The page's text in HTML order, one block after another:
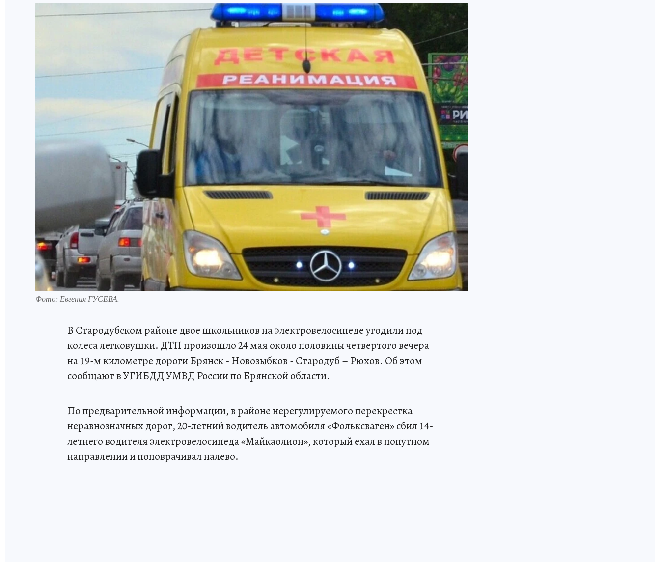
Фото: Евгения ГУСЕВА.
В Стародубском районе двое школьников на электровелосипеде угодили под
колеса легковушки. ДТП произошло 24 мая около половины четвертого вечера
на 19-м километре дороги Брянск - Новозыбков - Стародуб – Рюхов. Об этом
сообщают в УГИБДД УМВД России по Брянской области.
По предварительной информации, в районе нерегулируемого перекрестка
неравнозначных дорог, 20-летний водитель автомобиля «Фольксваген» сбил 14-
летнего водителя электровелосипеда «Mайкаолион», который ехал в попутном
направлении и поповрачивал налево.